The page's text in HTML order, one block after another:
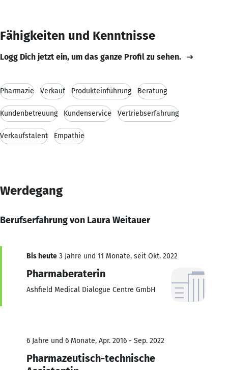
Fähigkeiten und Kenntnisse
Logg Dich jetzt ein, um das ganze Profil zu sehen.
Pharmazie Verkauf Produkteinführung Beratung
Kundenbetreuung Kundenservice Vertriebserfahrung
Verkaufstalent Empathie
Werdegang
Berufserfahrung von Laura Weitauer
Bis heute 3 Jahre und 11 Monate, seit Okt. 2022
Pharmaberaterin
Ashfield Medical Dialogue Centre GmbH
6 Jahre und 6 Monate, Apr. 2016 - Sep. 2022
Pharmazeutisch-technische